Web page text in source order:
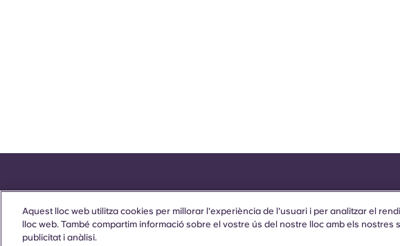
Aquest lloc web utilitza cookies per millorar l'experiència de l'usuari i per analitzar el
lloc web. També compartim informació sobre el vostre ús del nostre lloc amb els nostres
publicitat i anàlisi.